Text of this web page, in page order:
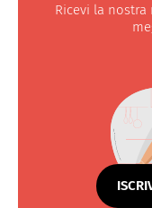
Ricevi la